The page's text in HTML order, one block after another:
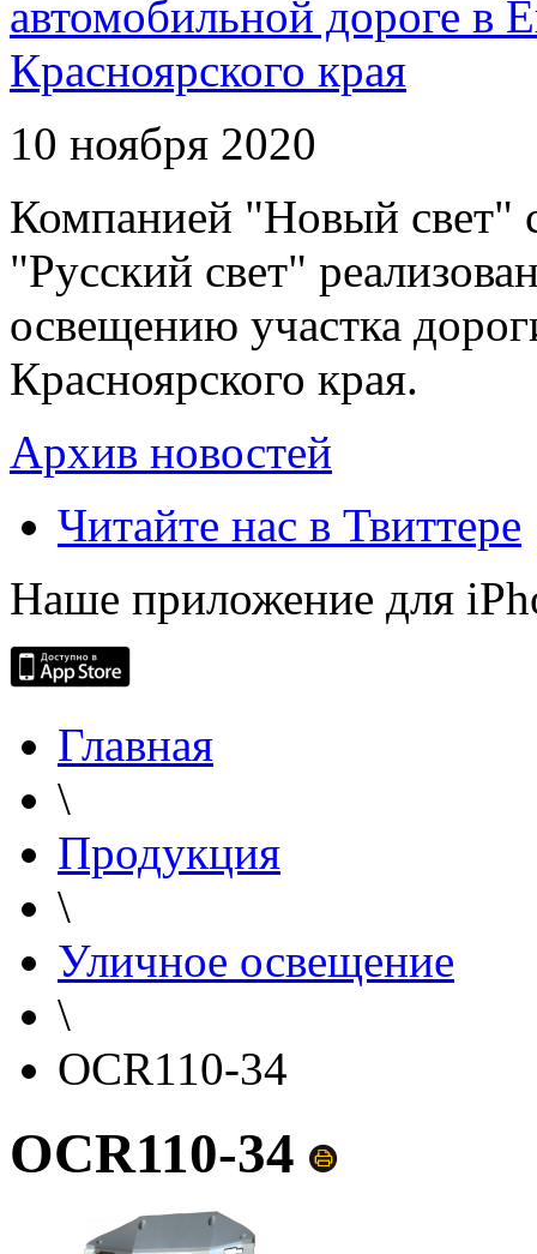
автомобильной дороге в
Красноярского края
10 ноября 2020
Компанией "Новый свет"
"Русский свет"
освещению участка
Красноярского края.
Архив новостей
Читайте нас в Твиттере
Наше приложение для
Главная
\
Продукция
\
Уличное освещение
\
OCR110-34
OCR110-34